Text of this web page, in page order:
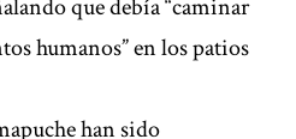
que debía “caminar
humanos” en los patios
han sido